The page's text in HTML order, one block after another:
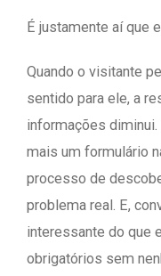
É justamente aí que
Quando o visitante
sentido para ele, a
informações diminui.
mais um formulário
processo de
problema real. E,
interessante do que
obrigatórios sem